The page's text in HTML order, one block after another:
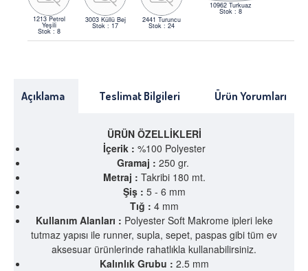
1213 Petrol
Yeşili
Stok : 8
3003 Küllü Bej
Stok : 17
2441 Turuncu
Stok : 24
10962 Turkuaz
Stok : 8
Açıklama Teslimat Bilgileri Ürün Yorumları
ÜRÜN ÖZELLİKLERİ
İçerik : %100 Polyester
Gramaj : 250 gr.
Metraj : Takribi 180 mt.
Şiş : 5 - 6 mm
Tığ : 4 mm
Kullanım Alanları : Polyester Soft Makrome ipleri leke
tutmaz yapısı ile runner, supla, sepet, paspas gibi tüm ev
aksesuar ürünlerinde rahatlıkla kullanabilirsiniz.
Kalınlık Grubu : 2.5 mm